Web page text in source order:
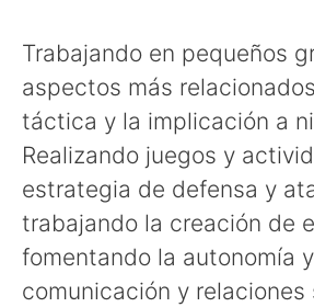
Trabajando en pequeños
aspectos más
táctica y la implicación a
Realizando juegos y
estrategia de defensa y
trabajando la creación de
fomentando la autonomía
comunicación y relaciones